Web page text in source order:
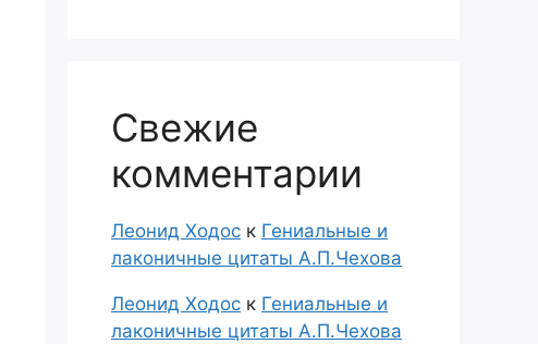
Свежие
комментарии
Леонид Ходос к Гениальные и
лаконичные цитаты А.П.Чехова
Леонид Ходос к Гениальные и
лаконичные цитаты А.П.Чехова